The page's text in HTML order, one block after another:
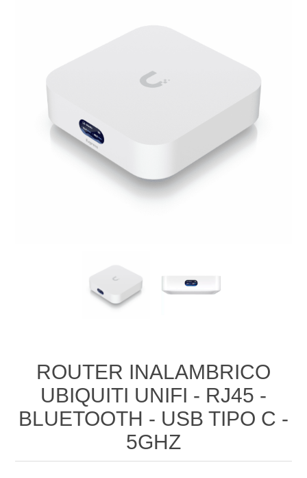
ROUTER INALAMBRICO
UBIQUITI UNIFI - RJ45 -
BLUETOOTH - USB TIPO C -
5GHZ